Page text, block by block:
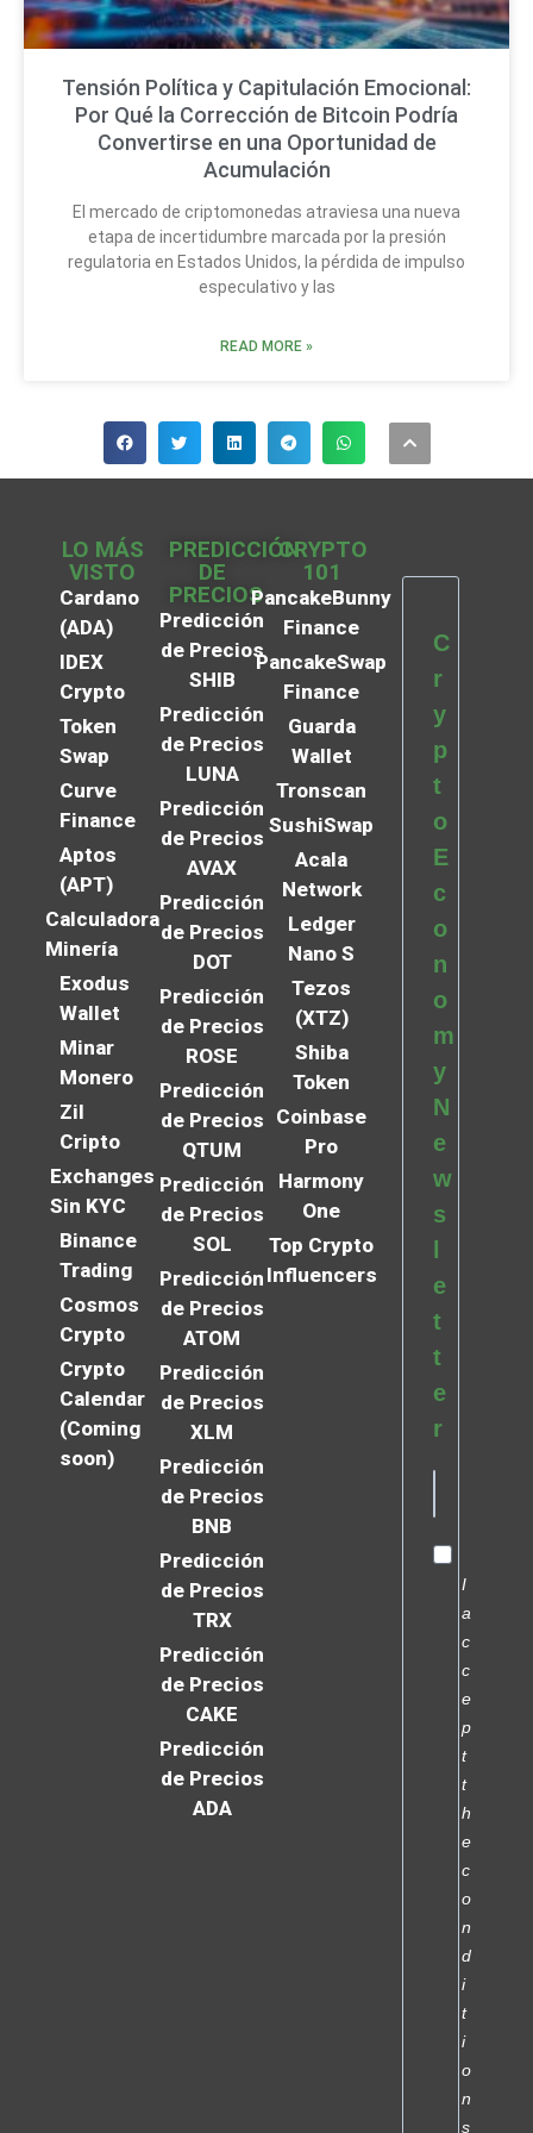
Tensión Política y Capitulación Emocional:
Por Qué la Corrección de Bitcoin Podría
Convertirse en una Oportunidad de
Acumulación
El mercado de criptomonedas atraviesa una nueva
etapa de incertidumbre marcada por la presión
regulatoria en Estados Unidos, la pérdida de impulso
especulativo y las
READ MORE »
LO MÁS
VISTO
Cardano
(ADA)
IDEX
Crypto
Token
Swap
Curve
Finance
Aptos
(APT)
Calculadora
Minería
Exodus
Wallet
Minar
Monero
Zil
Cripto
Exchanges
Sin KYC
Binance
Trading
Cosmos
Crypto
Crypto
Calendar
(Coming
soon)
PREDICCIÓN
DE
PRECIOS
Predicción
de Precios
SHIB
Predicción
de Precios
LUNA
Predicción
de Precios
AVAX
Predicción
de Precios
DOT
Predicción
de Precios
ROSE
Predicción
de Precios
QTUM
Predicción
de Precios
SOL
Predicción
de Precios
ATOM
Predicción
de Precios
XLM
Predicción
de Precios
BNB
Predicción
de Precios
TRX
Predicción
de Precios
CAKE
Predicción
de Precios
ADA
CRYPTO
101
PancakeBunny
Finance
PancakeSwap
Finance
Guarda
Wallet
Tronscan
SushiSwap
Acala
Network
Ledger
Nano S
Tezos
(XTZ)
Shiba
Token
Coinbase
Pro
Harmony
One
Top Crypto
Influencers
C
r
y
p
t
o
E
c
o
n
o
m
y
N
e
w
s
e
t
t
e
r
I
a
c
c
e
p
t
t
h
e
c
o
n
d
i
t
i
o
n
s